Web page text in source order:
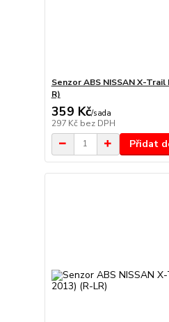
Senzor ABS NISSAN X-
R)
359 Kč/sada
297 Kč bez DPH
Přidat